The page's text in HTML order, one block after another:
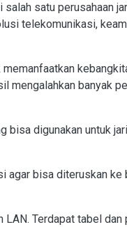
satu perusahaan
telekomunikasi,
mengalahkan banyak
bisa digunakan untuk
bisa diteruskan ke
LAN. Terdapat tabel